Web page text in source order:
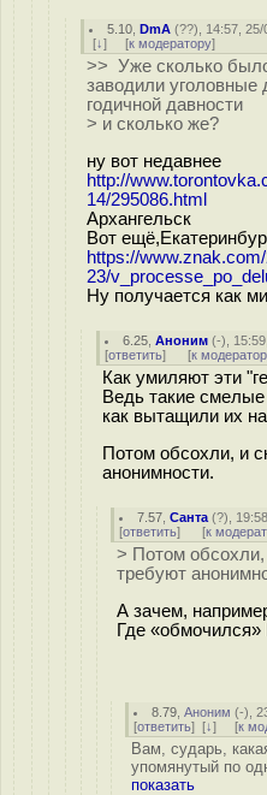
5.10 ,DmA (??), 14:57, 25/
[↓] [к модератору]
>> Уже сколько
заводили уголовные
годичной давности
> и сколько же?
ну вот недавнее
http://
14/295086.html
Архангельск
Вот
https://
23/
Ну получается как
6.25 ,Аноним (-),
[ответить] [к
Как умиляют эти
Ведь такие
как вытащили их
Потом обсохли, и
анонимности.
7.57 ,Санта (?),
[ответить] [к
> Потом
требуют
А зачем,
Где
8.79 ,Аноним (-),
[ответить] [↓] [к
Вам, сударь,
упомянутый по
показать